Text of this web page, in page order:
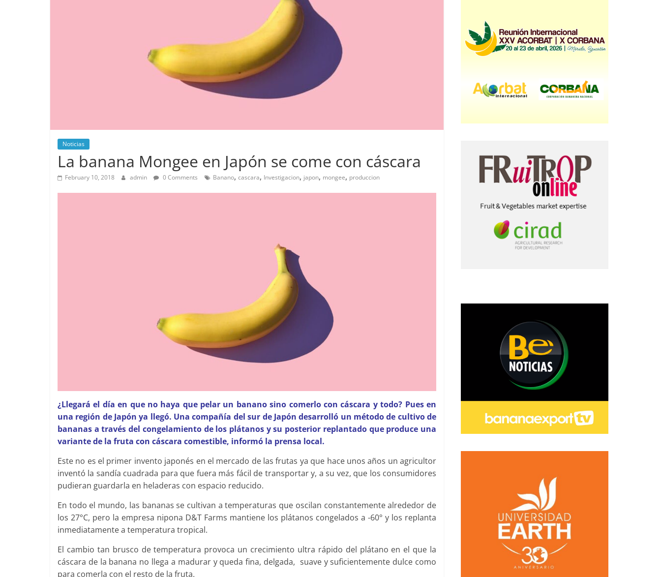
Noticias
La banana Mongee en Japón se come con cáscara
February 10, 2018 admin 0 Comments Banano, cascara, Investigacion, japon, mongee, produccion
¿Llegará el día en que no haya que pelar un banano sino comerlo con cáscara y todo? Pues en
una región de Japón ya llegó. Una compañía del sur de Japón desarrolló un método de cultivo de
bananas a través del congelamiento de los plátanos y su posterior replantado que produce una
variante de la fruta con cáscara comestible, informó la prensa local. ­
Este no es el primer invento japonés en el mercado de las frutas ya que hace unos años un agricultor
inventó la sandía cuadrada para que fuera más fácil de transportar y, a su vez, que los consumidores
pudieran guardarla en heladeras con espacio reducido.
En todo el mundo, las bananas se cultivan a temperaturas que oscilan constantemente alrededor de
los 27°C, pero la empresa nipona D&T Farms mantiene los plátanos congelados a -60° y los replanta
inmediatamente a temperatura tropical. ­
El cambio tan brusco de temperatura provoca un crecimiento ultra rápido del plátano en el que la
cáscara de la banana no llega a madurar y queda fina, delgada, suave y suficientemente dulce como
para comerla con el resto de la fruta.